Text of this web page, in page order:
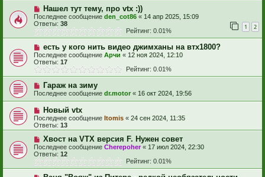
Нашел тут тему, про vtx :))
Последнее сообщение den_cot86 « 14 апр 2025, 15:09
Ответы: 38 1 2
Рейтинг: 0.01%
есть у кого нить видео джимханы на втх1800?
Последнее сообщение Арчи « 12 ноя 2024, 12:10
Ответы: 17
Рейтинг: 0.01%
Гараж на зиму
Последнее сообщение dr.motor « 16 окт 2024, 19:56
Новый vtx
Последнее сообщение Itomis « 24 сен 2024, 11:35
Ответы: 13
Хвост на VTX версия F. Нужен совет
Последнее сообщение Cherepoher« 17 июл 2024, 22:30
Ответы: 12
Рейтинг: 0.01%